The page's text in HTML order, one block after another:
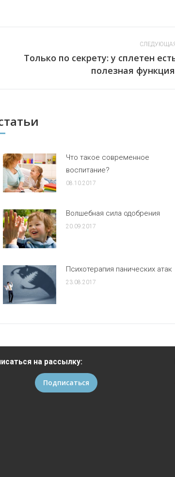
Следующая
Только по секрету: у сплетен
полезная
Что такое современное
воспитание?
08.10.2017
Волшебная сила одобрения
20.09.2017
Психотерапия панических атак
23.08.2017
на рассылку:
Подписаться